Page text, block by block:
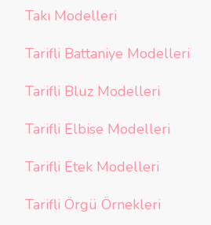
Takı Modelleri
Tarifli Battaniye Modelleri
Tarifli Bluz Modelleri
Tarifli Elbise Modelleri
Tarifli Etek Modelleri
Tarifli Örgü Örnekleri